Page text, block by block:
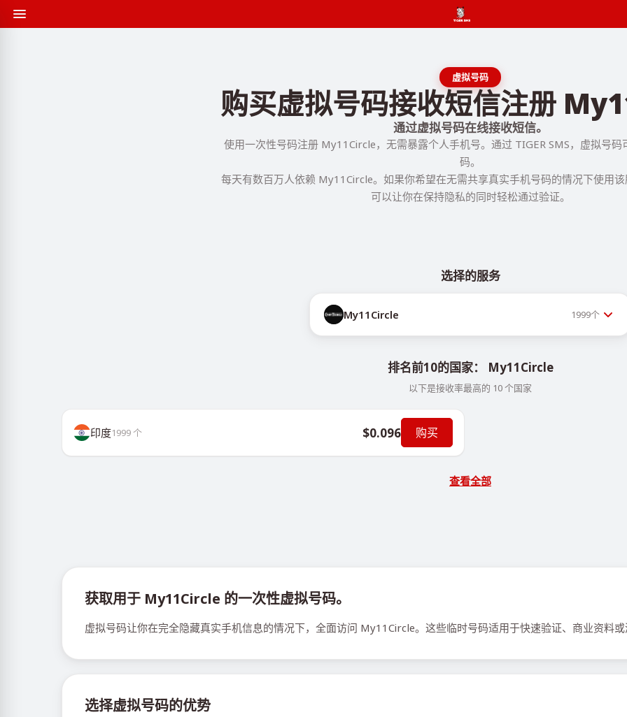
虚拟号码
购买虚拟号码接收短信注册
通过虚拟号码在线接收短信。
使用一次性号码注册 My11Circle，无需暴露个人手机号。通过 TIGER SMS，虚拟号码
码。
每天有数百万人依赖 My11Circle。如果你希望在无需共享真实手机号码的情况下使用
可以让你在保持隐私的同时轻松通过验证。
选择的服务
My11Circle 1999个
排名前10的国家： My11Circle
以下是接收率最高的 10 个国家
印度1999个 $0.096 购买
查看全部
获取用于 My11Circle 的一次性虚拟号码。
虚拟号码让你在完全隐藏真实手机信息的情况下，全面访问 My11Circle。这些临时号码适用于快速验证、商业资料
选择虚拟号码的优势